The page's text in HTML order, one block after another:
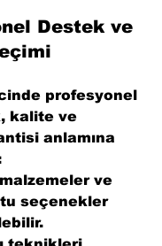
Destek ve
profesyonel
kalite ve
anlamına
malzemeler ve
seçenekler